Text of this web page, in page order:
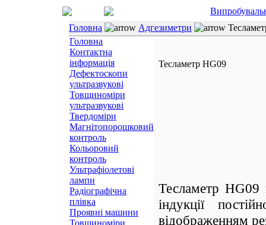
Головна
Адгезиметри
Головна
Контактна
інформація
Дефектоскопи
ультразвукові
Товщиноміри
ультразвукові
Твердоміри
Магнітопорошковий
контроль
Кольоровий
контроль
Ультрафіолетові
лампи
Радіографічна
плівка
Проявні машини
Товщиноміри
Тесламетр HG09
Тесламетр HG09
індукції
відображенням